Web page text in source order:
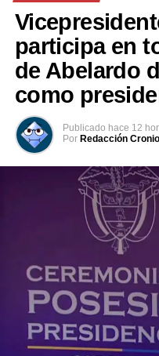
Según la información
militar, el joven
anterior. Una vez
entregado a las
procedimientos de rigor.
participa en
de Abelardo
como
Publicado hace 12
Por Redacción Cronio